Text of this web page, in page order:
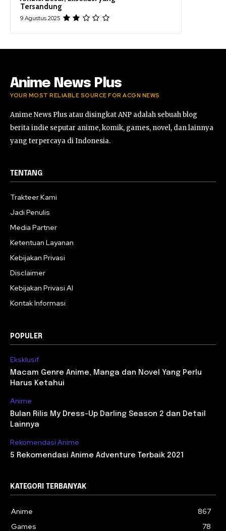
Tersandung
9 Agustus 2025
Anime News Plus
YOUR MOST RELIABLE SOURCE FOR ACGN NEWS
Anime News Plus atau disingkat ANP adalah sebuah blog
berita indie seputar anime, komik, games, novel, dan lainnya
yang terpercaya di Indonesia.
TENTANG
Trakteer Kami
Jadi Penulis
Media Partner
Ketentuan Layanan
Kebijakan Privasi
Disclaimer
Kebijakan Privasi AI
Kontak Informasi
POPULER
Eksklusif
Macam Genre Anime, Manga dan Novel Yang Perlu
Harus Ketahui
Anime
Bulan Rilis My Dress-Up Darling Season 2 dan Detail
Lainnya
Rekomendasi Anime
5 Rekomendasi Anime Adventure Terbaik 2021
KATEGORI TERBANYAK
Anime
867
Games
78